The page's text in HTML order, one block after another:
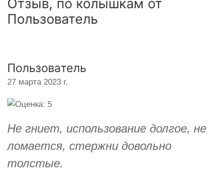
Отзыв, по колышкам от
Пользователь
Пользователь
27 марта 2023 г.
Не гниет, использование долгое, не
ломается, стержни довольно
толстые.